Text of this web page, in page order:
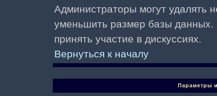
Администраторы могут удалять
уменьшить размер базы данных.
принять участие в дискуссиях.
Вернуться к началу
Параметры